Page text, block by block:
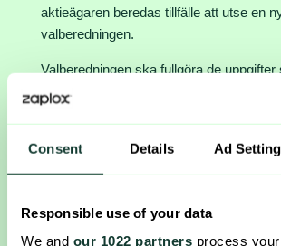
Consent Details Ad
Responsible use of your data
We and our 1022 partners process
aktieägaren beredas tillfälle att utse en
valberedningen.
Valberedningen ska fullgöra de uppgifter
Svensk kod för bolagsstyrning
Ingen ersättning föreslås utgå till
ledamöter, dock ska ersättning för havda